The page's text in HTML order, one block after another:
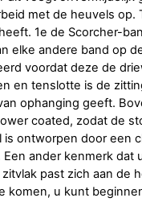
met de heuvels op.
1e de Scorcher-
elke andere band op
voordat deze de
en tenslotte is de
ophanging geeft.
coated, zodat de
ontworpen door een
ander kenmerk dat
past zich aan de
komen, u kunt